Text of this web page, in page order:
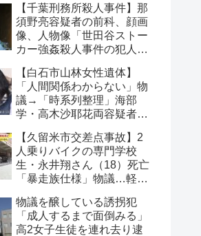
【千葉刑務所殺人事件】那
須野亮容疑者の前科、顔画
像、人物像「世田谷ストー
カー強姦殺人事件の犯人」
は？
【白石市山林女性遺体】
「人間関係わからない」物
議→「時系列整理」海部
学・高木沙耶花両容疑者、
な事件
【久留米市交差点事故】2
人乗りバイクの専門学校
生・永井翔さん（18）死亡
「暴走族仕様」物議…軽自
物議を醸している誘拐犯
「成人するまで面倒みる」
高2女子生徒を連れ去り逮